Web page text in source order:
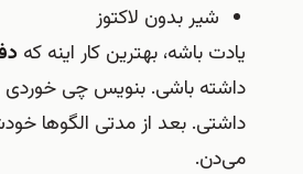
شیر بدون لاکتوز
یادت باشه، بهترین کار اینه کهدفترچه
داشته باشی. بنویس چی خوردی و
داشتی. بعد از مدتی الگوها خودشون